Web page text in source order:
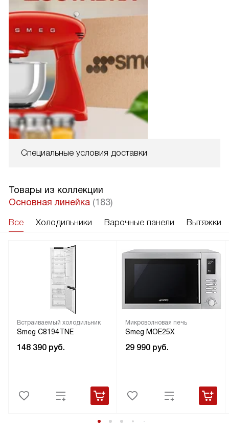
Специальные условия доставки
Товары из коллекции
Основная линейка (183)
Все Холодильники Варочные панели Вытяжки
Встраиваемый холодильник
Smeg C8194TNE
148 390 руб.
Микроволновая печь
Smeg MOE25X
29 990 руб.